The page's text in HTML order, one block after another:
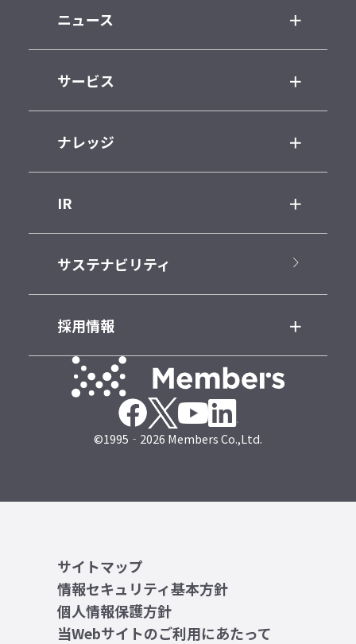
ニュース
サービス
ナレッジ
IR
サステナビリティ
採用情報
©1995‐2026 Members Co.,Ltd.
サイトマップ
情報セキュリティ基本方針
個人情報保護方針
当Webサイトのご利用にあたって